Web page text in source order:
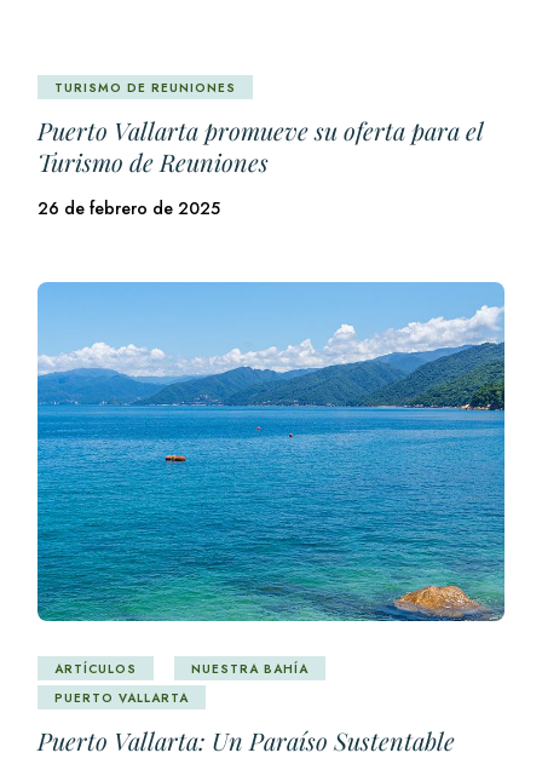
TURISMO DE REUNIONES
Puerto Vallarta promueve su oferta para el
Turismo de Reuniones
26 de febrero de 2025
ARTÍCULOS
NUESTRA BAHÍA
PUERTO VALLARTA
Puerto Vallarta: Un Paraíso Sustentable